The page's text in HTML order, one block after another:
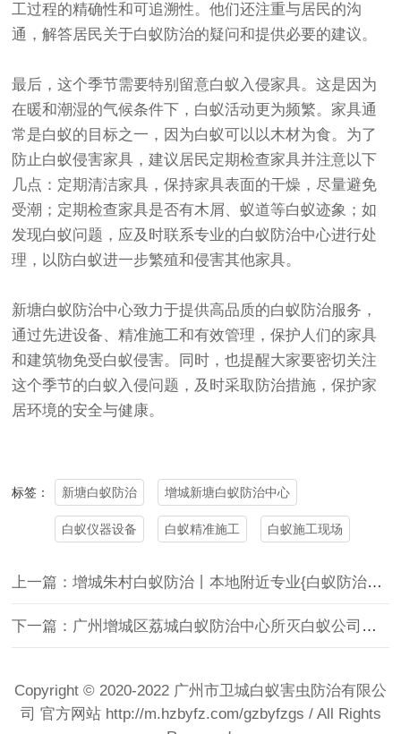
工过程的精确性和可追溯性。他们还注重与居民的沟
通，解答居民关于白蚁防治的疑问和提供必要的建议。
最后，这个季节需要特别留意白蚁入侵家具。这是因为
在暖和潮湿的气候条件下，白蚁活动更为频繁。家具通
常是白蚁的目标之一，因为白蚁可以以木材为食。为了
防止白蚁侵害家具，建议居民定期检查家具并注意以下
几点：定期清洁家具，保持家具表面的干燥，尽量避免
受潮；定期检查家具是否有木屑、蚁道等白蚁迹象；如
发现白蚁问题，应及时联系专业的白蚁防治中心进行处
理，以防白蚁进一步繁殖和侵害其他家具。
新塘白蚁防治中心致力于提供高品质的白蚁防治服务，
通过先进设备、精准施工和有效管理，保护人们的家具
和建筑物免受白蚁侵害。同时，也提醒大家要密切关注
这个季节的白蚁入侵问题，及时采取防治措施，保护家
居环境的安全与健康。
标签： 新塘白蚁防治 增城新塘白蚁防治中心
白蚁仪器设备 白蚁精准施工 白蚁施工现场
上一篇：增城朱村白蚁防治丨本地附近专业{白蚁防治中心}朱村灭白蚁公司
下一篇：广州增城区荔城白蚁防治中心所灭白蚁公司【权威白蚁防治机构】携高端白蚁检测设备上门检查灭治
Copyright © 2020-2022 广州市卫城白蚁害虫防治有限公
司 官方网站 http://m.hzbyfz.com/gzbyfzgs / All Rights